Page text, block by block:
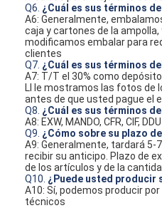
Q6. ¿Cuál es sus términos
A6: Generalmente,
caja y cartones de la
modificamos embalar para
clientes
Q7. ¿Cuál es sus términos
A7: T/T el 30% como
Ll le mostramos las fotos de
antes de que usted pague el
Q8. ¿Cuál es sus términos
A8: EXW, MANDO, CFR, CIF, DDU
Q9. ¿Cómo sobre su plazo
A9: Generalmente, tardará 5-
recibir su anticipo. Plazo de
de los artículos y de la
Q10. ¿Puede usted producir
A10: Sí, podemos producir
técnicos